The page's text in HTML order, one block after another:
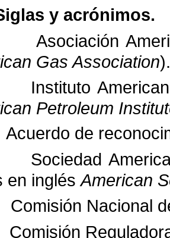
y acrónimos.
Asociación
Gas Association).
Instituto
Petroleum
Acuerdo de
Sociedad
en inglésAmerican
Comisión Nacional
Comisión